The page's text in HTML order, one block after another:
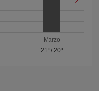
Marzo
21º /20º